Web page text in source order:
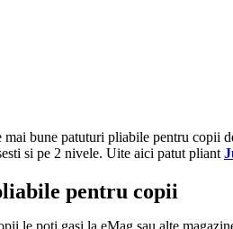
bune patuturi pliabile pentru copii
si pe 2 nivele. Uite aici patut pliant
pentru copii
le poti gasi la eMag sau alte